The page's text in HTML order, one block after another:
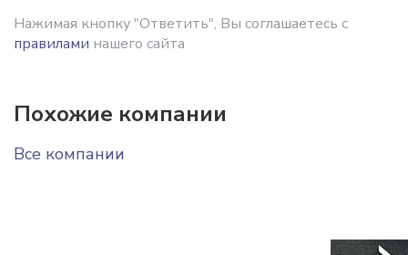
Нажимая кнопку "Ответить", Вы соглашаетесь с
правилами нашего сайта
Похожие компании
Все компании